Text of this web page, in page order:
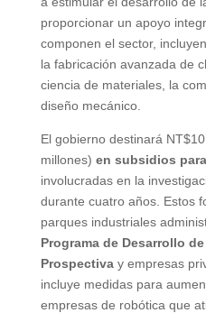
proporcionar un apoyo
componen el sector,
la fabricación avanzada de
ciencia de materiales, la
diseño mecánico.
El gobierno destinará
millones) en subsidios
involucradas en la
durante cuatro años. Estos
parques industriales
Programa de Desarrollo
Prospectivay empresas
incluye medidas para
empresas de robótica que